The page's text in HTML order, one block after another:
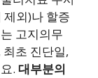
외)나 할증
고지의무
초 진단일,
. 대부분의